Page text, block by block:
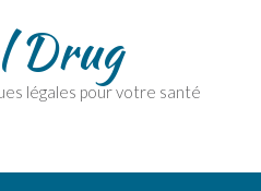
Drug
légales pour votre santé